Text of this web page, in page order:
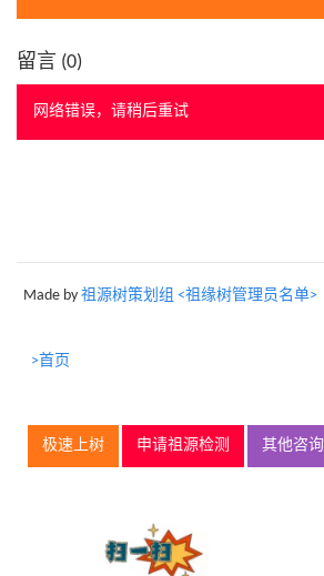
留言 (0)
网络错误，请稍后重试
Made by 祖源树策划组 <祖缘树管理员名单>
>首页
极速上树 申请祖源检测 其他咨询